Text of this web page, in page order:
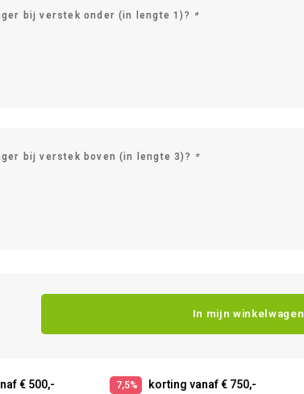
bij verstek onder (in lengte 1)? *
bij verstek boven (in lengte 3)? *
In mijn winkelwagen
€ 500,- 7,5% korting vanaf € 750,-